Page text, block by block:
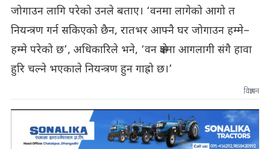
जोगाउन लागि परेको उनले बताए। ‘वनमा लागेको आगो त
नियन्त्रण गर्न सकिएको छैन, रातभर आफ्नै घर जोगाउन हम्मे–
हम्मे परेको छ’, अधिकारिले भने, ‘वन क्षेत्रमा आगलागी संगै हावा
हुरि चल्ने भएकाले नियन्त्रण हुन गाह्रो छ।’
विज्ञापन